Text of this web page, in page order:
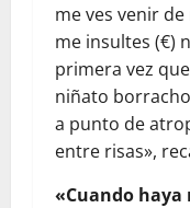
me ves venir
me insultes (€)
primera vez
niñato
a punto de
entre risas»,
«Cuando haya